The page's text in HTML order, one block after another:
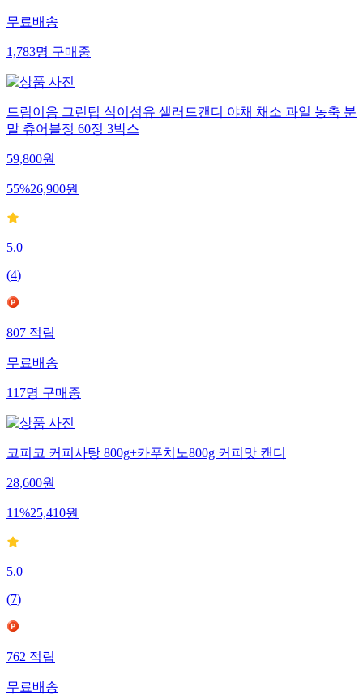
무료배송
1,783명 구매중
드림이음 그린팁 식이섬유 샐러드캔디 야채 채소 과일 농축 분
말 츄어블정 60정 3박스
59,800원
55%26,900원
5.0
(4)
807 적립
무료배송
117명 구매중
코피코 커피사탕 800g+카푸치노800g 커피맛 캔디
28,600원
11%25,410원
5.0
(7)
762 적립
무료배송